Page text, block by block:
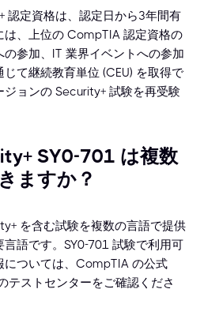
認定資格は、認定日から3年間有
は、上位の CompTIA 認定資格の
参加、IT 業界イベントへの参加
て継続教育単位 (CEU) を取得で
ョンの Security+ 試験を再受験
SY0-701 は複数
ますか？
を含む試験を複数の言語で提供
語です。SY0-701 試験で利用可
については、CompTIA の公式
テストセンターをご確認くださ